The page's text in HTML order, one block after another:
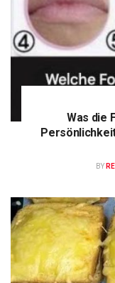
Was die
BY